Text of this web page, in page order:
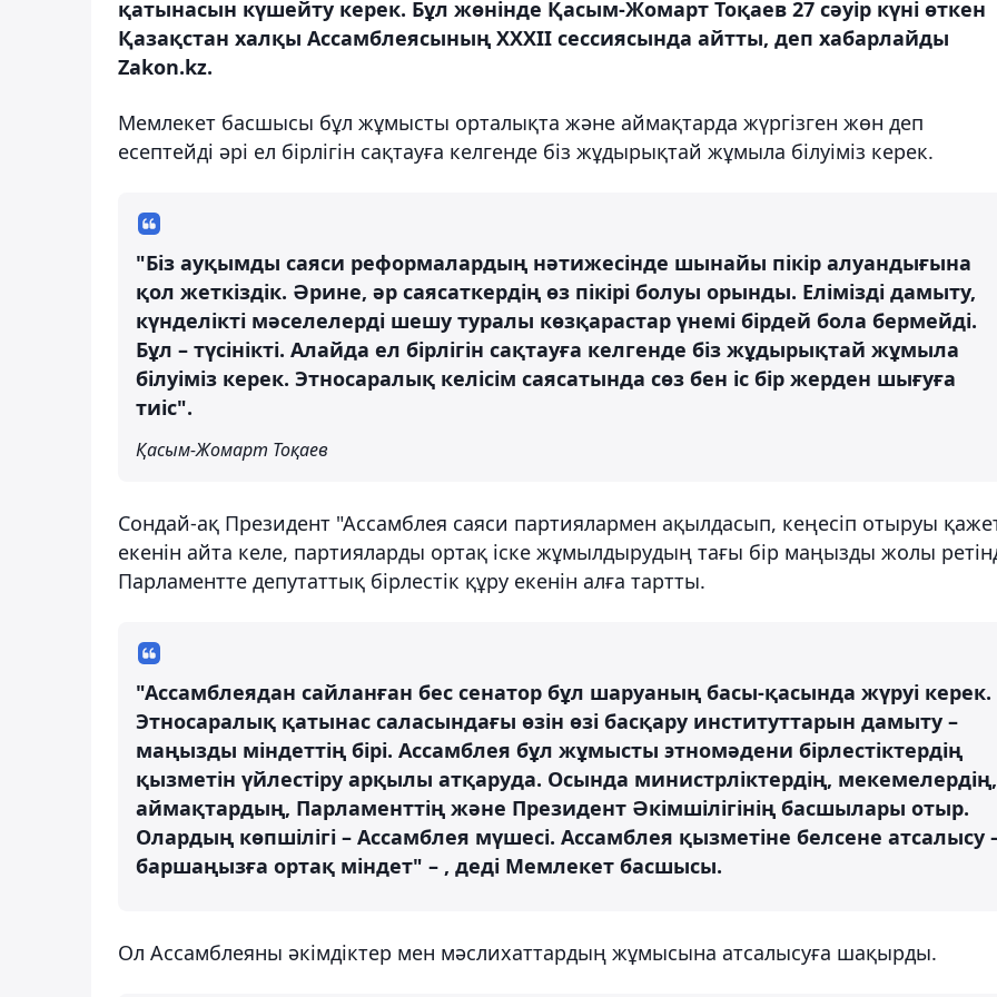
қатынасын күшейту керек. Бұл жөнінде Қасым-Жомарт Тоқаев 27 сәуір күні өткен
Қазақстан халқы Ассамблеясының ХХХІІ сессиясында айтты, деп хабарлайды
Zakon.kz.
Мемлекет басшысы бұл жұмысты орталықта және аймақтарда жүргізген жөн деп
есептейді әрі ел бірлігін сақтауға келгенде біз жұдырықтай жұмыла білуіміз керек.
"Біз ауқымды саяси реформалардың нәтижесінде шынайы пікір алуандығына
қол жеткіздік. Әрине, әр саясаткердің өз пікірі болуы орынды. Елімізді дамыту,
күнделікті мәселелерді шешу туралы көзқарастар үнемі бірдей бола бермейді.
Бұл – түсінікті. Алайда ел бірлігін сақтауға келгенде біз жұдырықтай жұмыла
білуіміз керек. Этносаралық келісім саясатында сөз бен іс бір жерден шығуға
тиіс".
Қасым-Жомарт Тоқаев
Сондай-ақ Президент "Ассамблея саяси партиялармен ақылдасып, кеңесіп отыруы
екенін айта келе, партияларды ортақ іске жұмылдырудың тағы бір маңызды жолы
Парламентте депутаттық бірлестік құру екенін алға тартты.
"Ассамблеядан сайланған бес сенатор бұл шаруаның басы-қасында жүруі керек.
Этносаралық қатынас саласындағы өзін өзі басқару институттарын дамыту –
маңызды міндеттің бірі. Ассамблея бұл жұмысты этномәдени бірлестіктердің
қызметін үйлестіру арқылы атқаруда. Осында министрліктердің, мекемелердің,
аймақтардың, Парламенттің және Президент Әкімшілігінің басшылары отыр.
Олардың көпшілігі – Ассамблея мүшесі. Ассамблея қызметіне белсене атсалысу
баршаңызға ортақ міндет" – , деді Мемлекет басшысы.
Ол Ассамблеяны әкімдіктер мен мәслихаттардың жұмысына атсалысуға шақырды.